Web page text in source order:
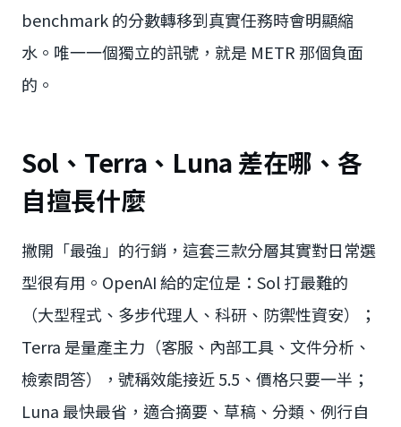
benchmark 的分數轉移到真實任務時會明顯縮
水。唯一一個獨立的訊號，就是 METR 那個負面
的。
Sol、Terra、Luna 差在哪、各
自擅長什麼
撇開「最強」的行銷，這套三款分層其實對日常選
型很有用。OpenAI 給的定位是：Sol 打最難的
（大型程式、多步代理人、科研、防禦性資安）；
Terra 是量產主力（客服、內部工具、文件分析、
檢索問答），號稱效能接近 5.5、價格只要一半；
Luna 最快最省，適合摘要、草稿、分類、例行自